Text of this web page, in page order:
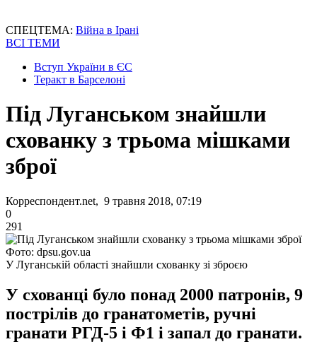
СПЕЦТЕМА: Війна в Ірані
ВСІ ТЕМИ
Вступ України в ЄС
Теракт в Барселоні
Під Луганськом знайшли
схованку з трьома мішками
зброї
Корреспондент.net, 9 травня 2018, 07:19
0
291
Фото: dpsu.gov.ua
У Луганській області знайшли схованку зі зброєю
У схованці було понад 2000 патронів, 9
пострілів до гранатометів, ручні
гранати РГД-5 і Ф1 і запал до гранати.